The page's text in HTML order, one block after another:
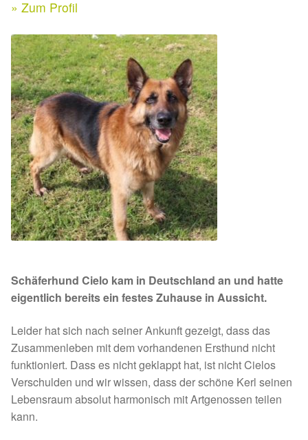
Aktuelle Spenden 2026
Ihre/Eure Spenden – Januar bis Juni 2026
Spenden 2025
Juli bis Dezember 2025
Januar bis Juni 2025
Spenden 2024
Januar bis Juni 2024
Spenden 2023
Juli bis Dezember 2023
Januar bis Juni 2023
Kontakt & Rechtliches
Facebook
Instagram
» Zum Profil
Schäferhund Cielo kam in Deutschland an und hatte
eigentlich bereits ein festes Zuhause in Aussicht.
Leider hat sich nach seiner Ankunft gezeigt, dass das
Zusammenleben mit dem vorhandenen Ersthund nicht
funktioniert. Dass es nicht geklappt hat, ist nicht Cielos
Verschulden und wir wissen, dass der schöne Kerl seinen
Lebensraum absolut harmonisch mit Artgenossen teilen
kann.